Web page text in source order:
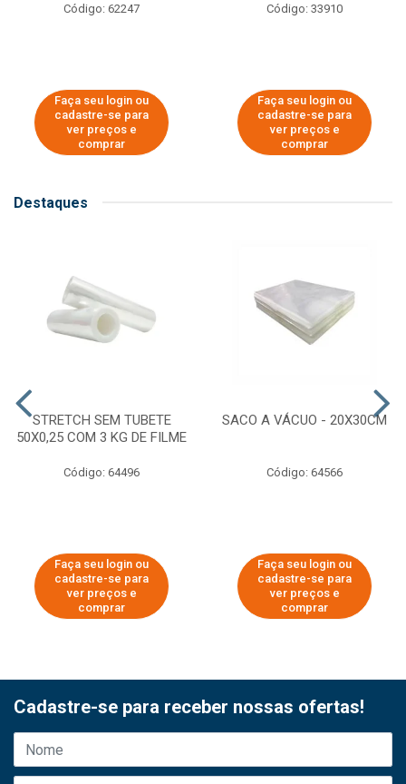
Código: 62247
Faça seu login ou
cadastre-se para
ver preços e
comprar
Código: 33910
Faça seu login ou
cadastre-se para
ver preços e
comprar
Destaques
STRETCH SEM TUBETE
50X0,25 COM 3 KG DE FILME
Código: 64496
Faça seu login ou
cadastre-se para
ver preços e
comprar
SACO A VÁCUO - 20X30CM
Código: 64566
Faça seu login ou
cadastre-se para
ver preços e
comprar
Cadastre-se para receber nossas ofertas!